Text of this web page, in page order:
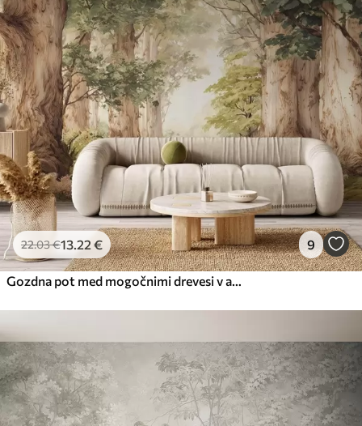
22.03€13 .22 € 9